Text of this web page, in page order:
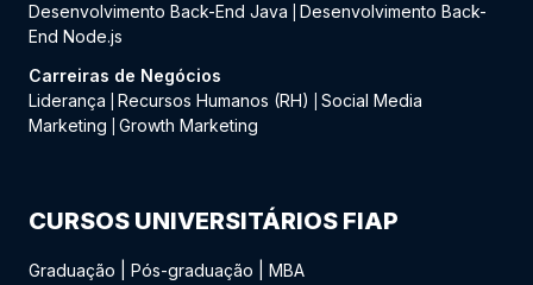
Desenvolvimento Back-End Java
Desenvolvimento Back-
End Node.js
Carreiras de Negócios
Liderança
Recursos Humanos (RH)
Social Media
Marketing
Growth Marketing
CURSOS UNIVERSITÁRIOS FIAP
Graduação Pós-graduação MBA